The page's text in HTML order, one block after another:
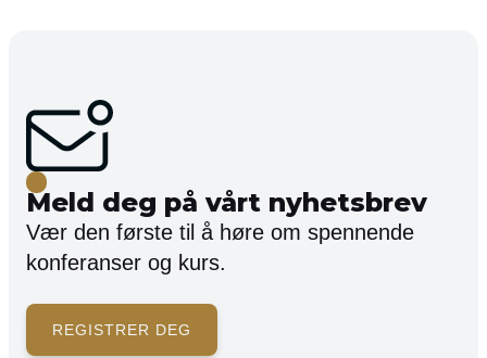
Meld deg på vårt nyhetsbrev
Vær den første til å høre om spennende
konferanser og kurs.
REGISTRER DEG